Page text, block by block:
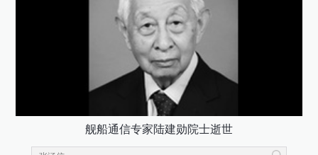
舰船通信专家陆建勋院士逝世